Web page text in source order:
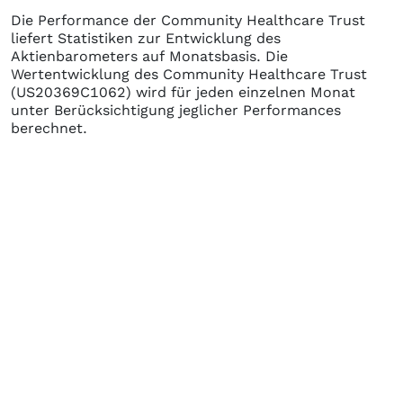
Die Performance der Community Healthcare Trust
liefert Statistiken zur Entwicklung des
Aktienbarometers auf Monatsbasis. Die
Wertentwicklung des Community Healthcare Trust
(US20369C1062) wird für jeden einzelnen Monat
unter Berücksichtigung jeglicher Performances
berechnet.